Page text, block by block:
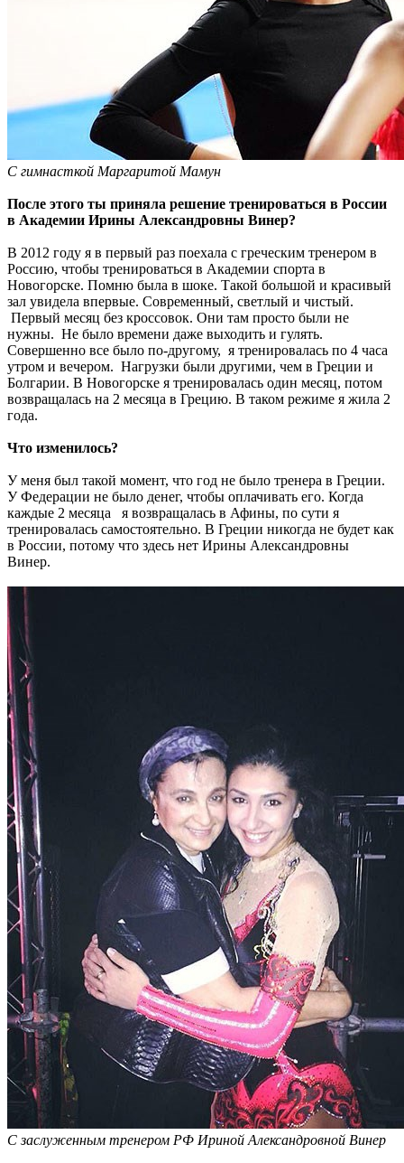
С гимнасткой Маргаритой Мамун
После этого ты приняла решение тренироваться в России
в Академии Ирины Александровны Винер?
В 2012 году я в первый раз поехала с греческим тренером в
Россию, чтобы тренироваться в Академии спорта в
Новогорске. Помню была в шоке. Такой большой и красивый
зал увидела впервые. Современный, светлый и чистый.
Первый месяц без кроссовок. Они там просто были не
нужны. Не было времени даже выходить и гулять.
Совершенно все было по-другому, я тренировалась по 4 часа
утром и вечером. Нагрузки были другими, чем в Греции и
Болгарии. В Новогорске я тренировалась один месяц, потом
возвращалась на 2 месяца в Грецию. В таком режиме я жила 2
года.
Что изменилось?
У меня был такой момент, что год не было тренера в Греции.
У Федерации не было денег, чтобы оплачивать его. Когда
каждые 2 месяца я возвращалась в Афины, по сути я
тренировалась самостоятельно. В Греции никогда не будет как
в России, потому что здесь нет Ирины Александровны
Винер.
С заслуженным тренером РФ Ириной Александровной Винер